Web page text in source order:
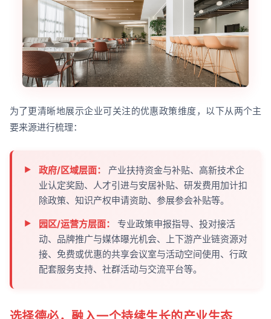
为了更清晰地展示企业可关注的优惠政策维度，以下从两个主
要来源进行梳理：
政府/区域层面：
产业扶持资金与补贴、高新技术企
业认定奖励、人才引进与安居补贴、研发费用加计扣
除政策、知识产权申请资助、参展参会补贴等。
园区/运营方层面：
专业政策申报指导、投对接活
动、品牌推广与媒体曝光机会、上下游产业链资源对
接、免费或优惠的共享会议室与活动空间使用、行政
配套服务支持、社群活动与交流平台等。